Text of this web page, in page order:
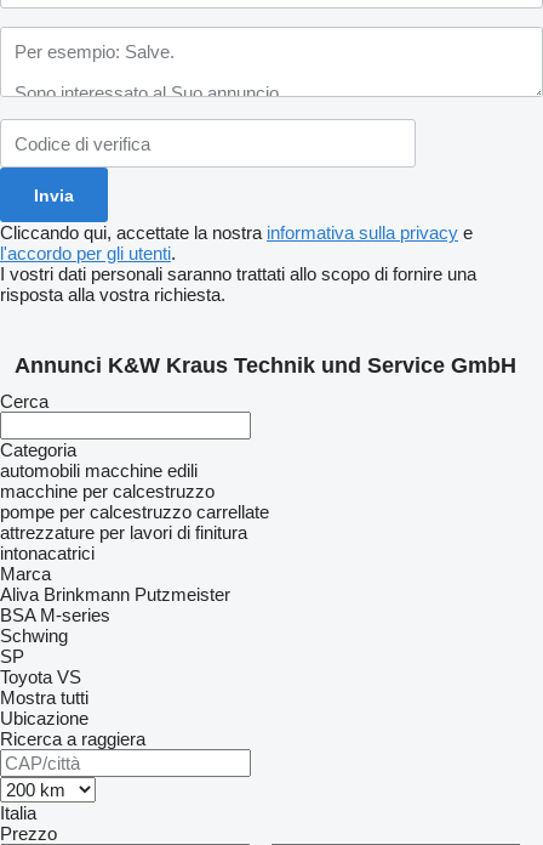
Cliccando qui, accettate la nostra informativa sulla privacy e
l'accordo per gli utenti.
I vostri dati personali saranno trattati allo scopo di fornire una
risposta alla vostra richiesta.
Annunci K&W Kraus Technik und Service GmbH
Cerca
Categoria
automobili macchine edili
macchine per calcestruzzo
pompe per calcestruzzo carrellate
attrezzature per lavori di finitura
intonacatrici
Marca
Aliva Brinkmann Putzmeister
BSA M-series
Schwing
SP
Toyota VS
Mostra tutti
Ubicazione
Ricerca a raggiera
Italia
Prezzo